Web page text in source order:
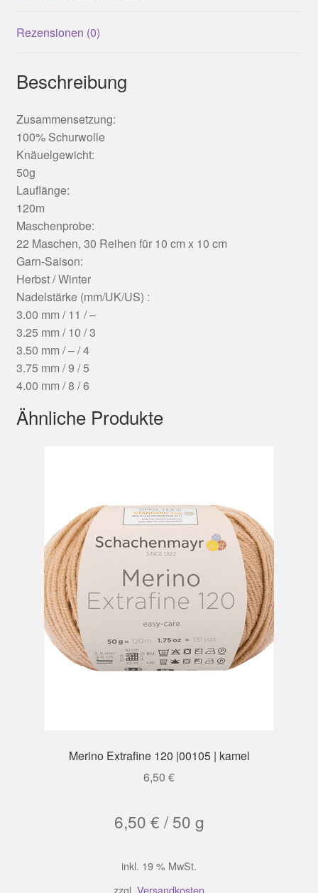
Rezensionen (0)
Beschreibung
Zusammensetzung:
100% Schurwolle
Knäuelgewicht:
50g
Lauflänge:
120m
Maschenprobe:
22 Maschen, 30 Reihen für 10 cm x 10 cm
Garn-Saison:
Herbst / Winter
Nadelstärke (mm/UK/US) :
3.00 mm / 11 / –
3.25 mm / 10 / 3
3.50 mm / – / 4
3.75 mm / 9 / 5
4.00 mm / 8 / 6
Ähnliche Produkte
Merino Extrafine 120 |00105 | kamel
6,50 €
6,50 € /50 g
inkl. 19 % MwSt.
zzgl. Versandkosten